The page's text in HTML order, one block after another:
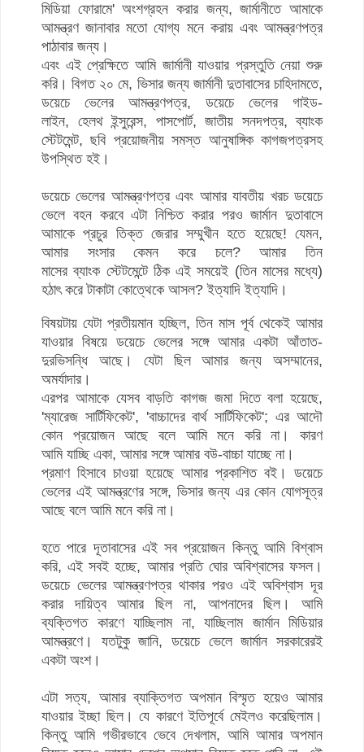
মিডিয়া ফোরামে' অংশগ্রহন করার জন্য, জার্মানীতে আমাকে
আমন্ত্রণ জানাবার মতো যোগ্য মনে করায় এবং আমন্ত্রণপত্র
পাঠাবার জন্য।
এবং এই প্রেক্ষিতে আমি জার্মানী যাওয়ার প্রস্তুতি নেয়া শুরু
করি। বিগত ২০ মে, ভিসার জন্য জার্মানী দুতাবাসের চাহিদামতে,
ডয়েচে ভেলের আমন্ত্রণপত্র, ডয়েচে ভেলের গাইড-
লাইন, হেলথ ইন্সুরেন্স, পাসপোর্ট, জাতীয় সনদপত্র, ব্যাংক
স্টেটমেন্ট, ছবি প্রয়োজনীয় সমস্ত আনুষাঙ্গিক কাগজপত্রসহ
উপস্থিত হই।
ডয়েচে ভেলের আমন্ত্রণপত্র এবং আমার যাবতীয় খরচ ডয়েচে
ভেলে বহন করবে এটা নিশ্চিত করার পরও জার্মান দুতাবাসে
আমাকে প্রচুর তিক্ত জেরার সম্মুখীন হতে হয়েছে! যেমন,
আমার সংসার কেমন করে চলে? আমার তিন
মাসের ব্যাংক স্টেটমেন্টে ঠিক এই সময়েই (তিন মাসের মধ্যে)
হঠাৎ করে টাকাটা কোত্থেকে আসল? ইত্যাদি ইত্যাদি।
বিষয়টায় যেটা প্রতীয়মান হচ্ছিল, তিন মাস পূর্ব থেকেই আমার
যাওয়ার বিষয়ে ডয়েচে ভেলের সঙ্গে আমার একটা আঁতাত-
দুরভিসন্ধি আছে। যেটা ছিল আমার জন্য অসম্মানের,
অমর্যাদার।
এরপর আমাকে যেসব বাড়তি কাগজ জমা দিতে বলা হয়েছে,
'ম্যারেজ সার্টিফিকেট', 'বাচ্চাদের বার্থ সার্টিফিকেট'; এর আদৌ
কোন প্রয়োজন আছে বলে আমি মনে করি না। কারণ
আমি যাচ্ছি একা, আমার সঙ্গে আমার বউ-বাচ্চা যাচ্ছে না।
প্রমাণ হিসাবে চাওয়া হয়েছে আমার প্রকাশিত বই। ডয়েচে
ভেলের এই আমন্ত্রণের সঙ্গে, ভিসার জন্য এর কোন যোগসূত্র
আছে বলে আমি মনে করি না।
হতে পারে দূতাবাসের এই সব প্রয়োজন কিন্তু আমি বিশ্বাস
করি, এই সবই হচ্ছে, আমার প্রতি ঘোর অবিশ্বাসের ফসল।
ডয়েচে ভেলের আমন্ত্রণপত্র থাকার পরও এই অবিশ্বাস দূর
করার দায়িত্ব আমার ছিল না, আপনাদের ছিল। আমি
ব্যক্তিগত কারণে যাচ্ছিলাম না, যাচ্ছিলাম জার্মান মিডিয়ার
আমন্ত্রণে। যতটুকু জানি, ডয়েচে ভেলে জার্মান সরকারেরই
একটা অংশ।
এটা সত্য, আমার ব্যাক্তিগত অপমান বিস্মৃত হয়েও আমার
যাওয়ার ইচ্ছা ছিল। যে কারণে ইতিপূর্বে মেইলও করেছিলাম।
কিন্তু আমি গভীরভাবে ভেবে দেখলাম, আমি আমার অপমান